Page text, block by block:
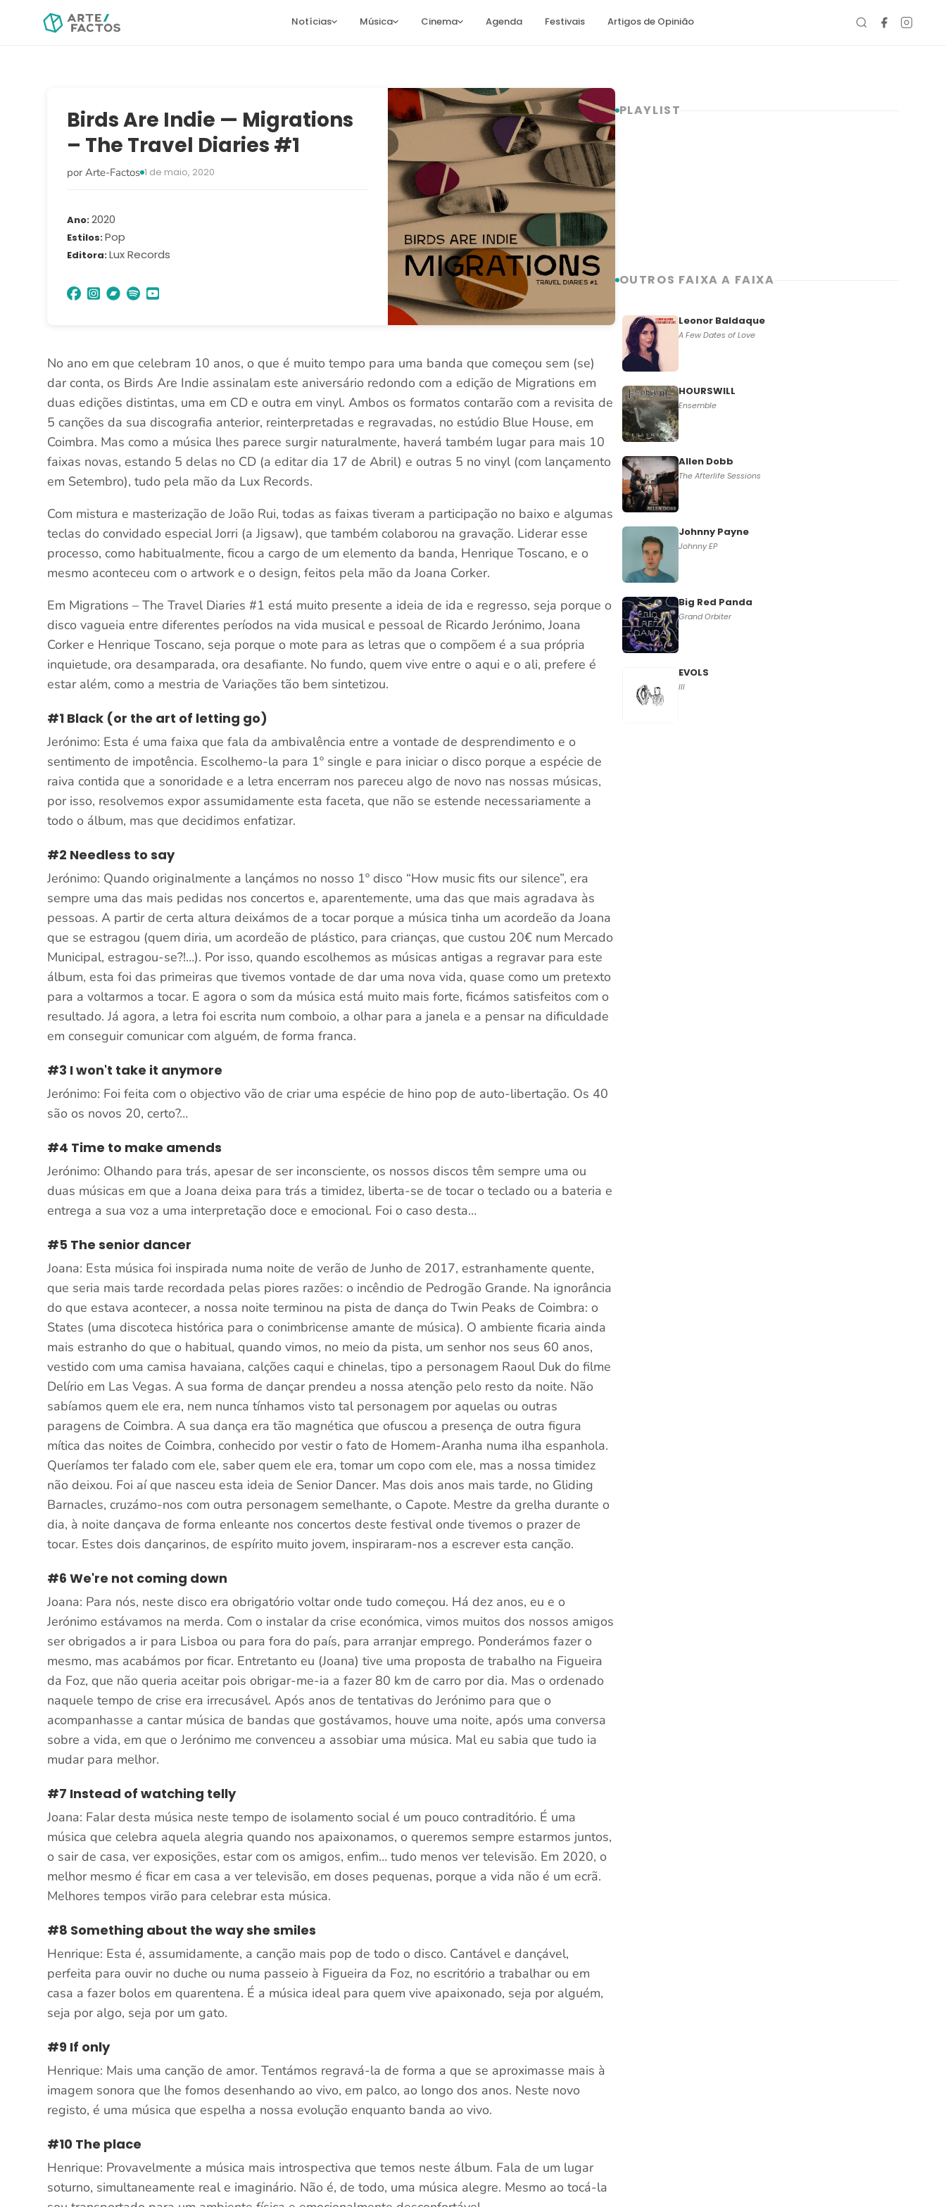
Notícias Música Cinema Agenda Festivais Artigos de Opinião
Birds Are Indie — Migrations
– The Travel Diaries #1
por Arte-Factos 1 de maio, 2020
Ano 2020
Estilos Pop
Editora Lux Records
No ano em que celebram 10 anos, o que é muito tempo para uma banda que começou sem (se)
dar conta, os Birds Are Indie assinalam este aniversário redondo com a edição de Migrations em
duas edições distintas, uma em CD e outra em vinyl. Ambos os formatos contarão com a revisita de
5 canções da sua discografia anterior, reinterpretadas e regravadas, no estúdio Blue House, em
Coimbra. Mas como a música lhes parece surgir naturalmente, haverá também lugar para mais 10
faixas novas, estando 5 delas no CD (a editar dia 17 de Abril) e outras 5 no vinyl (com lançamento
em Setembro), tudo pela mão da Lux Records.
Com mistura e masterização de João Rui, todas as faixas tiveram a participação no baixo e algumas
teclas do convidado especial Jorri (a Jigsaw), que também colaborou na gravação. Liderar esse
processo, como habitualmente, ficou a cargo de um elemento da banda, Henrique Toscano, e o
mesmo aconteceu com o artwork e o design, feitos pela mão da Joana Corker.
Em Migrations – The Travel Diaries #1 está muito presente a ideia de ida e regresso, seja porque o
disco vagueia entre diferentes períodos na vida musical e pessoal de Ricardo Jerónimo, Joana
Corker e Henrique Toscano, seja porque o mote para as letras que o compõem é a sua própria
inquietude, ora desamparada, ora desafiante. No fundo, quem vive entre o aqui e o ali, prefere é
estar além, como a mestria de Variações tão bem sintetizou.
#1 Black (or the art of letting go)
Jerónimo: Esta é uma faixa que fala da ambivalência entre a vontade de desprendimento e o
sentimento de impotência. Escolhemo-la para 1º single e para iniciar o disco porque a espécie de
raiva contida que a sonoridade e a letra encerram nos pareceu algo de novo nas nossas músicas,
por isso, resolvemos expor assumidamente esta faceta, que não se estende necessariamente a
todo o álbum, mas que decidimos enfatizar.
#2 Needless to say
Jerónimo: Quando originalmente a lançámos no nosso 1º disco “How music fits our silence”, era
sempre uma das mais pedidas nos concertos e, aparentemente, uma das que mais agradava às
pessoas. A partir de certa altura deixámos de a tocar porque a música tinha um acordeão da Joana
que se estragou (quem diria, um acordeão de plástico, para crianças, que custou 20€ num Mercado
Municipal, estragou-se?!…). Por isso, quando escolhemos as músicas antigas a regravar para este
álbum, esta foi das primeiras que tivemos vontade de dar uma nova vida, quase como um pretexto
para a voltarmos a tocar. E agora o som da música está muito mais forte, ficámos satisfeitos com o
resultado. Já agora, a letra foi escrita num comboio, a olhar para a janela e a pensar na dificuldade
em conseguir comunicar com alguém, de forma franca.
#3 I won't take it anymore
Jerónimo: Foi feita com o objectivo vão de criar uma espécie de hino pop de auto-libertação. Os 40
são os novos 20, certo?…
#4 Time to make amends
Jerónimo: Olhando para trás, apesar de ser inconsciente, os nossos discos têm sempre uma ou
duas músicas em que a Joana deixa para trás a timidez, liberta-se de tocar o teclado ou a bateria e
entrega a sua voz a uma interpretação doce e emocional. Foi o caso desta…
#5 The senior dancer
Joana: Esta música foi inspirada numa noite de verão de Junho de 2017, estranhamente quente,
que seria mais tarde recordada pelas piores razões: o incêndio de Pedrogão Grande. Na ignorância
do que estava acontecer, a nossa noite terminou na pista de dança do Twin Peaks de Coimbra: o
States (uma discoteca histórica para o conimbricense amante de música). O ambiente ficaria ainda
mais estranho do que o habitual, quando vimos, no meio da pista, um senhor nos seus 60 anos,
vestido com uma camisa havaiana, calções caqui e chinelas, tipo a personagem Raoul Duk do filme
Delírio em Las Vegas. A sua forma de dançar prendeu a nossa atenção pelo resto da noite. Não
sabíamos quem ele era, nem nunca tínhamos visto tal personagem por aquelas ou outras
paragens de Coimbra. A sua dança era tão magnética que ofuscou a presença de outra figura
mítica das noites de Coimbra, conhecido por vestir o fato de Homem-Aranha numa ilha espanhola.
Queríamos ter falado com ele, saber quem ele era, tomar um copo com ele, mas a nossa timidez
não deixou. Foi aí que nasceu esta ideia de Senior Dancer. Mas dois anos mais tarde, no Gliding
Barnacles, cruzámo-nos com outra personagem semelhante, o Capote. Mestre da grelha durante o
dia, à noite dançava de forma enleante nos concertos deste festival onde tivemos o prazer de
tocar. Estes dois dançarinos, de espírito muito jovem, inspiraram-nos a escrever esta canção.
#6 We're not coming down
Joana: Para nós, neste disco era obrigatório voltar onde tudo começou. Há dez anos, eu e o
Jerónimo estávamos na merda. Com o instalar da crise económica, vimos muitos dos nossos amigos
ser obrigados a ir para Lisboa ou para fora do país, para arranjar emprego. Ponderámos fazer o
mesmo, mas acabámos por ficar. Entretanto eu (Joana) tive uma proposta de trabalho na Figueira
da Foz, que não queria aceitar pois obrigar-me-ia a fazer 80 km de carro por dia. Mas o ordenado
naquele tempo de crise era irrecusável. Após anos de tentativas do Jerónimo para que o
acompanhasse a cantar música de bandas que gostávamos, houve uma noite, após uma conversa
sobre a vida, em que o Jerónimo me convenceu a assobiar uma música. Mal eu sabia que tudo ia
mudar para melhor.
#7 Instead of watching telly
Joana: Falar desta música neste tempo de isolamento social é um pouco contraditório. É uma
música que celebra aquela alegria quando nos apaixonamos, o queremos sempre estarmos juntos,
o sair de casa, ver exposições, estar com os amigos, enfim… tudo menos ver televisão. Em 2020, o
melhor mesmo é ficar em casa a ver televisão, em doses pequenas, porque a vida não é um ecrã.
Melhores tempos virão para celebrar esta música.
#8 Something about the way she smiles
Henrique: Esta é, assumidamente, a canção mais pop de todo o disco. Cantável e dançável,
perfeita para ouvir no duche ou numa passeio à Figueira da Foz, no escritório a trabalhar ou em
casa a fazer bolos em quarentena. É a música ideal para quem vive apaixonado, seja por alguém,
seja por algo, seja por um gato.
#9 If only
Henrique: Mais uma canção de amor. Tentámos regravá-la de forma a que se aproximasse mais à
imagem sonora que lhe fomos desenhando ao vivo, em palco, ao longo dos anos. Neste novo
registo, é uma música que espelha a nossa evolução enquanto banda ao vivo.
#10 The place
Henrique: Provavelmente a música mais introspectiva que temos neste álbum. Fala de um lugar
soturno, simultaneamente real e imaginário. Não é, de todo, uma música alegre. Mesmo ao tocá-la
PLAYLIST
OUTROS FAIXA A FAIXA
Leonor Baldaque
A Few Dates of Love
HOURSWILL
Ensemble
Allen Dobb
The Afterlife Sessions
Johnny Payne
Johnny EP
Big Red Panda
Grand Orbiter
EVOLS
III